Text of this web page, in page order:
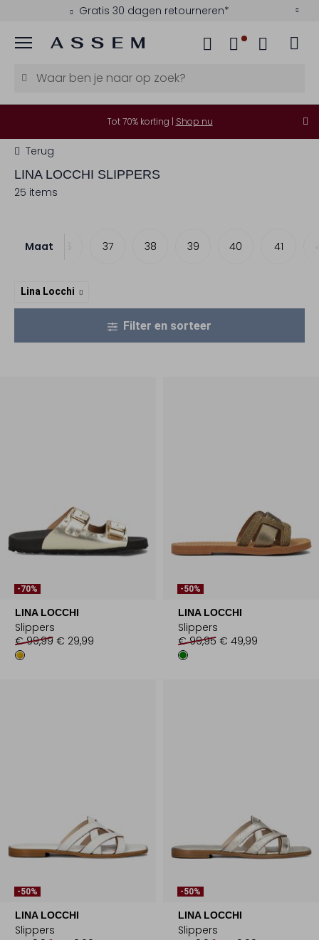
Gratis 30 dagen retourneren*
Menu
Tot 70% korting | Shop nu
Terug
LINA LOCCHI SLIPPERS
25 items
Maat 36 37 38 39 40 41
Lina Locchi
Filter en sorteer
-70%
LINA LOCCHI
Slippers
€ 99,99 € 29,99
-50%
LINA LOCCHI
Slippers
€ 99,95 € 49,99
-50%
LINA LOCCHI
Slippers
-50%
LINA LOCCHI
Slippers